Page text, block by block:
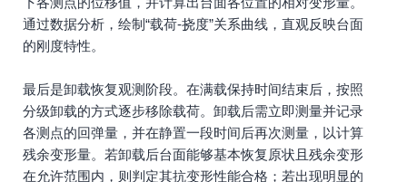
通过数据分析，绘制“载荷-挠度”关系曲线，直观反映台面
的刚度特性。
最后是卸载恢复观测阶段。在满载保持时间结束后，按照
分级卸载的方式逐步移除载荷。卸载后需立即测量并记录
各测点的回弹量，并在静置一段时间后再次测量，以计算
残余变形量。若卸载后台面能够基本恢复原状且残余变形
在允许范围内，则判定其抗变形性能合格；若出现明显的